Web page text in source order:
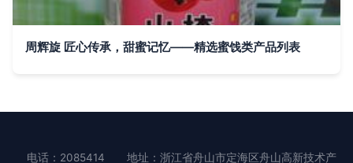
周辉旋 匠心传承，甜蜜记忆——精选蜜饯类产品列表
电话：2085414 地址：浙江省舟山市定海区舟山高新技术产